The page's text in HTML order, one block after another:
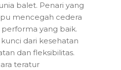
balet. Penari yang
mencegah cedera
yang baik.
dari kesehatan
dan fleksibilitas.
teratur